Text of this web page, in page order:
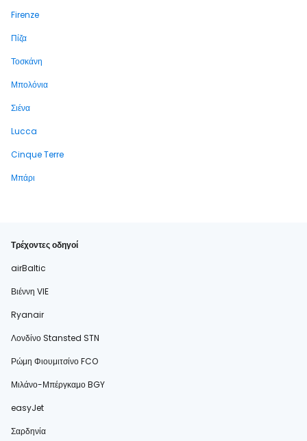
Firenze
Πίζα
Τοσκάνη
Μπολόνια
Σιένα
Lucca
Cinque Terre
Μπάρι
Τρέχοντες οδηγοί
airBaltic
Βιέννη VIE
Ryanair
Λονδίνο Stansted STN
Ρώμη Φιουμιτσίνο FCO
Μιλάνο-Μπέργκαμο BGY
easyJet
Σαρδηνία